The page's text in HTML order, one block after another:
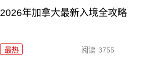
2026年加拿大最新入境全攻略
最热 阅读 3755